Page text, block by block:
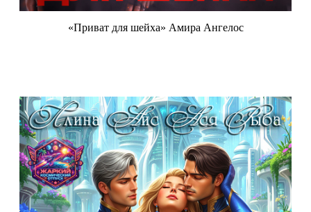
«Приват для шейха» Амира Ангелос